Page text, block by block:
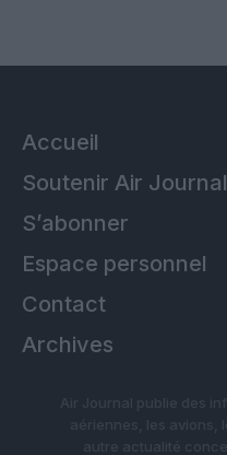
Accueil
Soutenir Air Journal
S’abonner
Espace personnel
Contact
Archives